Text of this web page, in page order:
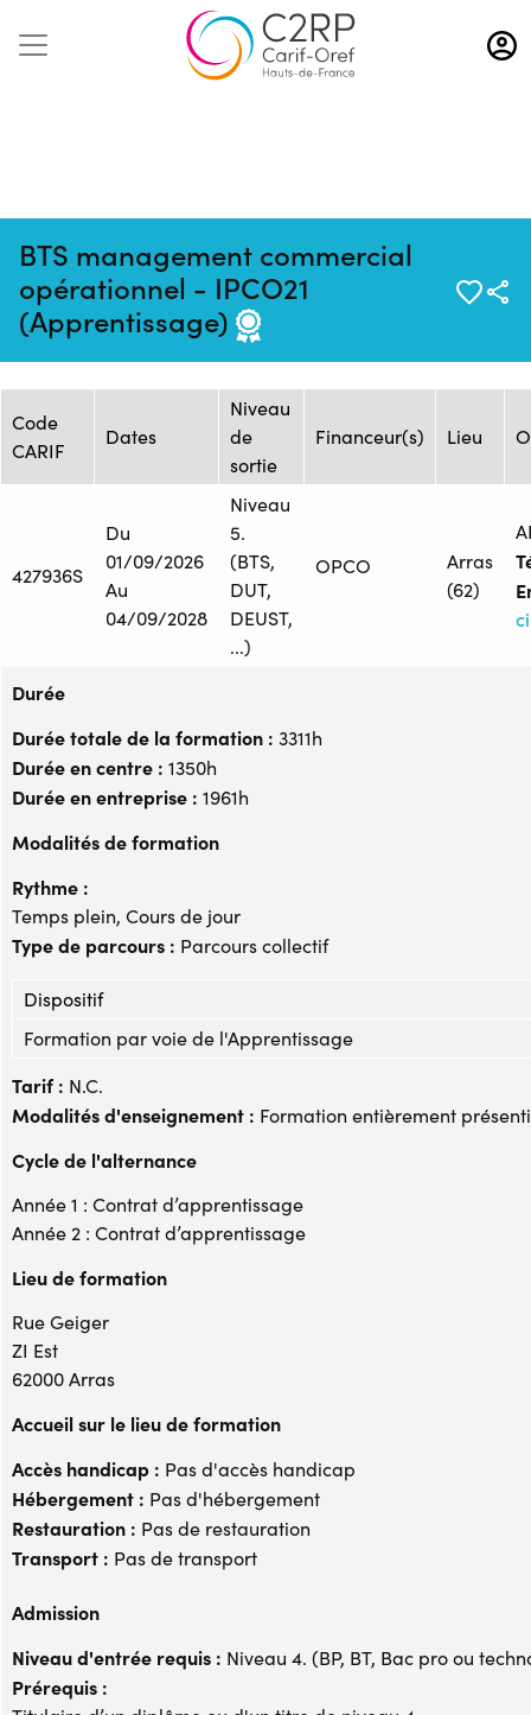
Aller
au
contenu
BTS management commercial
opérationnel - IPCO21
(Apprentissage)
Mise à jour :
13/10/2025
Formation :
25235231F
Source : AFTRAL -
Session de formation
Code
CARIF
Dates
Niveau
de
sortie
Financeur(s) Lieu
427936S
Du
01/09/2026
Au
04/09/2028
Niveau
5.
(BTS,
DUT,
DEUST,
...)
OPCO
Arras
(62)
Durée
Durée totale de la formation : 3311h
Durée en centre : 1350h
Durée en entreprise : 1961h
Modalités de formation
Rythme :
Temps plein, Cours de jour
Type de parcours : Parcours collectif
Dispositif
Formation par voie de l'Apprentissage
Tarif : N.C.
Modalités d'enseignement : Formation entièrement
Cycle de l'alternance
Année 1 : Contrat d’apprentissage
Année 2 : Contrat d’apprentissage
Lieu de formation
Rue Geiger
ZI Est
62000 Arras
Accueil sur le lieu de formation
Accès handicap : Pas d'accès handicap
Hébergement : Pas d'hébergement
Restauration : Pas de restauration
Transport : Pas de transport
Admission
Niveau d'entrée requis : Niveau 4. (BP, BT, Bac pro ou
Prérequis :